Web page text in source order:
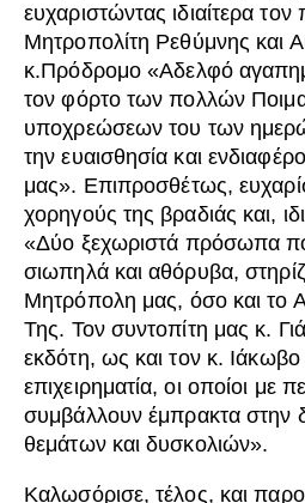
ευχαριστώντας ιδιαίτερα
Μητροπολίτη Ρεθύμνης και
κ.Πρόδρομο «Αδελφό
τον φόρτο των πολλών
υποχρεώσεων του των
την ευαισθησία και
μας». Επιπροσθέτως,
χορηγούς της βραδιάς και,
«Δύο ξεχωριστά πρόσωπα
σιωπηλά και αθόρυβα,
Μητρόπολη μας, όσο και το
Της. Τον συντοπίτη μας κ.
εκδότη, ως και τον κ.
επιχειρηματία, οι οποίοι με
συμβάλλουν έμπρακτα στην
θεμάτων και δυσκολιών».
Καλωσόρισε, τέλος, και